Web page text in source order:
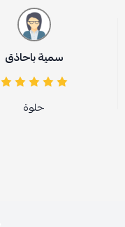
سمية باحاذق
حلوة